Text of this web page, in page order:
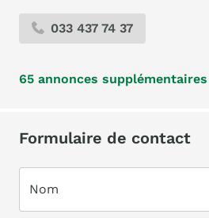
033 437 74 37
65 annonces supplémentaires
Formulaire de contact
Nom